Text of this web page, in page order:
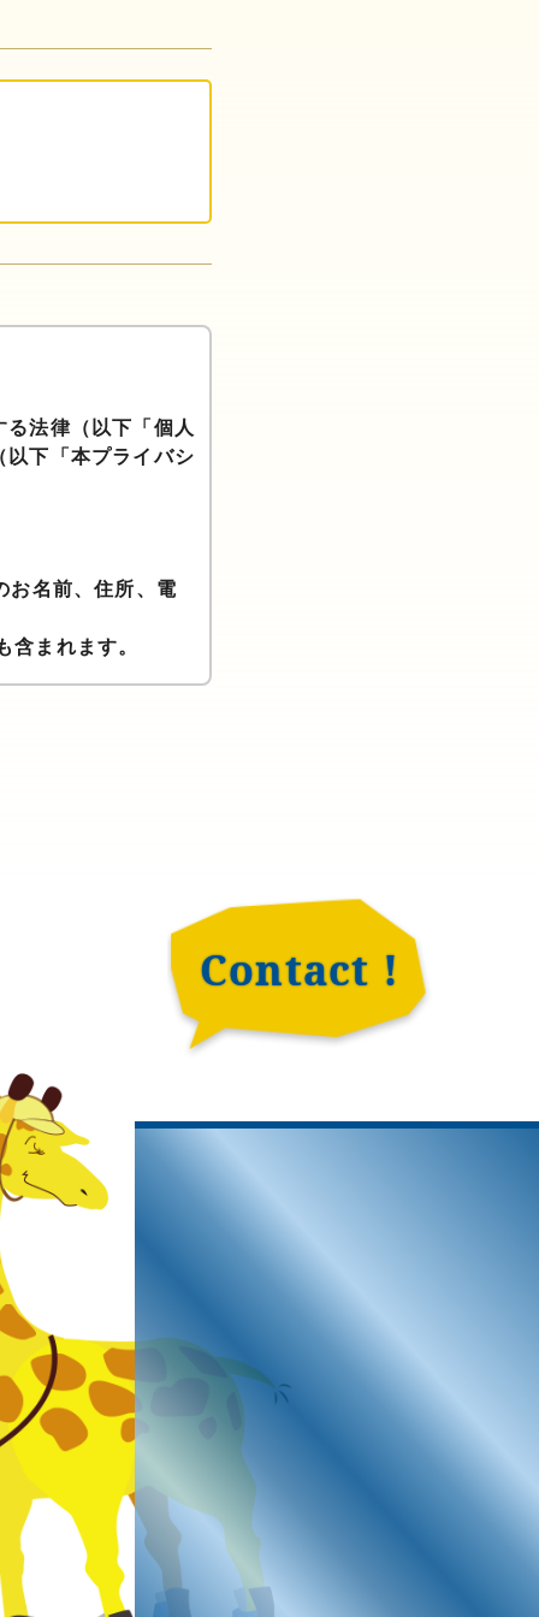
法律（以下「個人
下「本プライバシ
お名前、住所、電
まれます。
いて変更するこ
を得ず、利用目
同意を得ること
であって、お客様
事務の遂行に支障
Contact !